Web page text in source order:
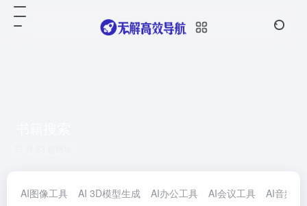
AI图像工具 AI 3D模型生成 AI办公工具 AI会议工具
AI音频工